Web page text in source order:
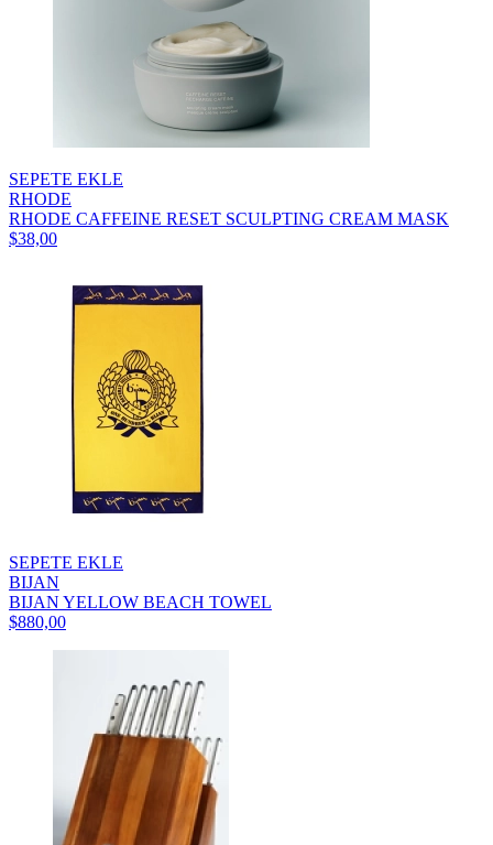
SEPETE EKLE
RHODE
RHODE CAFFEINE RESET SCULPTING CREAM MASK
$38,00
SEPETE EKLE
BIJAN
BIJAN YELLOW BEACH TOWEL
$880,00